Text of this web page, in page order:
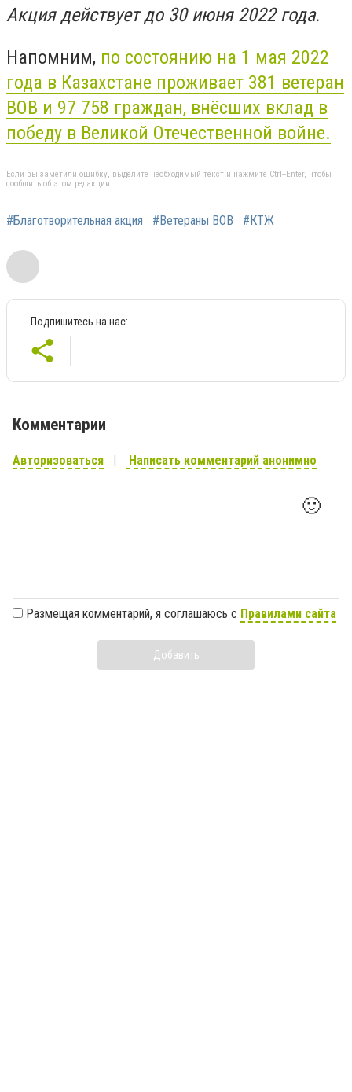
Акция действует до 30 июня 2022 года.
Напомним, по состоянию на 1 мая 2022
года в Казахстане проживает 381 ветеран
ВОВ и 97 758 граждан, внёсших вклад в
победу в Великой Отечественной войне.
Если вы заметили ошибку, выделите необходимый текст и нажмите Ctrl+Enter, чтобы
сообщить об этом редакции
#Благотворительная акция #Ветераны ВОВ #КТЖ
Подпишитесь на нас:
Комментарии
Авторизоваться Написать комментарий анонимно
🙂
Размещая комментарий, я соглашаюсь с Правилами сайта
Добавить